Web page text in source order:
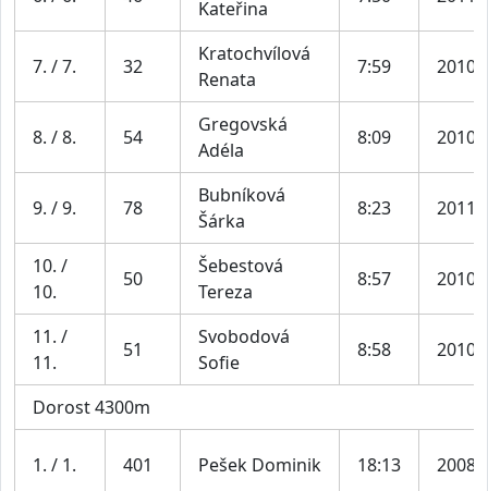
Kateřina
7. / 7. 32
Kratochvílová
Renata
7:59 2010
8. / 8. 54
Gregovská
Adéla
8:09 2010
9. / 9. 78
Bubníková
Šárka
8:23 2011
10. /
10.
50
Šebestová
Tereza
8:57 2010
11. /
11.
51
Svobodová
Sofie
8:58 2010
Dorost 4300m
1. / 1. 401 Pešek Dominik 18:13 2008